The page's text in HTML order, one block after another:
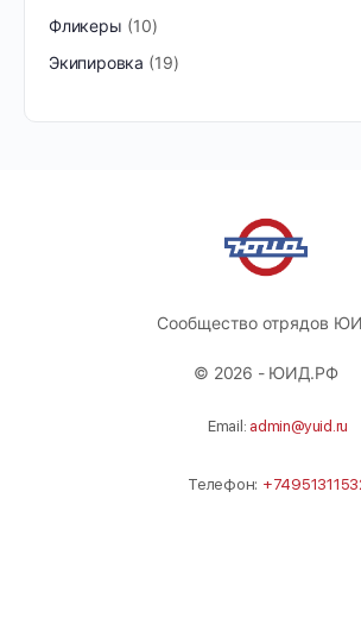
Фликеры
10
Экипировка
19
Сообщество отрядов
© 2026 - ЮИД.РФ
Email: admin@yuid.ru
Телефон: